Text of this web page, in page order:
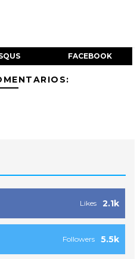
FACEBOOK
2.1k
Likes
5.5k
Followers